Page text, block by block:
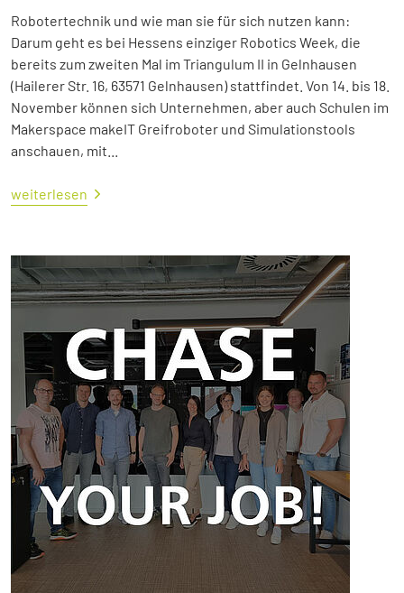
Robotertechnik und wie man sie für sich nutzen kann:
Darum geht es bei Hessens einziger Robotics Week, die
bereits zum zweiten Mal im Triangulum II in Gelnhausen
(Hailerer Str. 16, 63571 Gelnhausen) stattfindet. Von 14. bis 18.
November können sich Unternehmen, aber auch Schulen im
Makerspace makeIT Greifroboter und Simulationstools
anschauen, mit...
weiterlesen